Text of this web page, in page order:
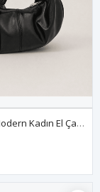
Düğümlü Modern Kadın El Çantası